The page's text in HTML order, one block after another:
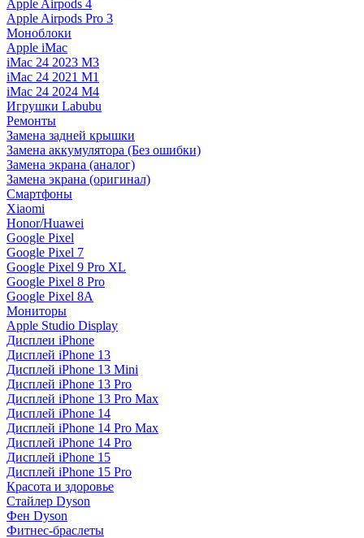
Apple Airpods 4
Apple Airpods Pro 3
Моноблоки
Apple iMac
iMac 24 2023 M3
iMac 24 2021 M1
iMac 24 2024 M4
Игрушки Labubu
Ремонты
Замена задней крышки
Замена аккумулятора (Без ошибки)
Замена экрана (аналог)
Замена экрана (оригинал)
Смартфоны
Xiaomi
Honor/Huawei
Google Pixel
Google Pixel 7
Google Pixel 9 Pro XL
Google Pixel 8 Pro
Google Pixel 8A
Мониторы
Apple Studio Display
Дисплеи iPhone
Дисплей iPhone 13
Дисплей iPhone 13 Mini
Дисплей iPhone 13 Pro
Дисплей iPhone 13 Pro Max
Дисплей iPhone 14
Дисплей iPhone 14 Pro Max
Дисплей iPhone 14 Pro
Дисплей iPhone 15
Дисплей iPhone 15 Pro
Красота и здоровье
Стайлер Dyson
Фен Dyson
Фитнес-браслеты